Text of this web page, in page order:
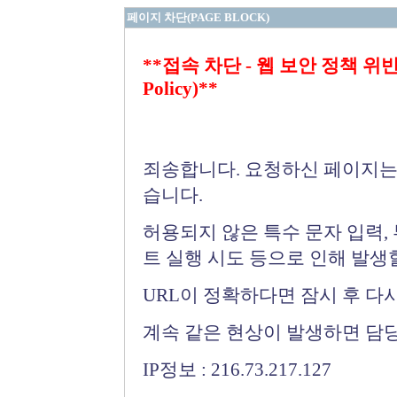
페이지 차단(PAGE BLOCK)
**접속 차단 - 웹 보안 정책 위
Policy)**
죄송합니다. 요청하신 페이지
습니다.
허용되지 않은 특수 문자 입력
트 실행 시도 등으로 인해 발생
URL이 정확하다면 잠시 후 다
계속 같은 현상이 발생하면 담
IP정보 : 216.73.217.127